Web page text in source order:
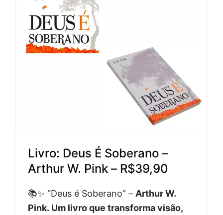
Livro: Deus É Soberano –
Arthur W. Pink – R$39,90
📚✨ “Deus é Soberano” – Arthur W.
Pink. Um livro que transforma visão,